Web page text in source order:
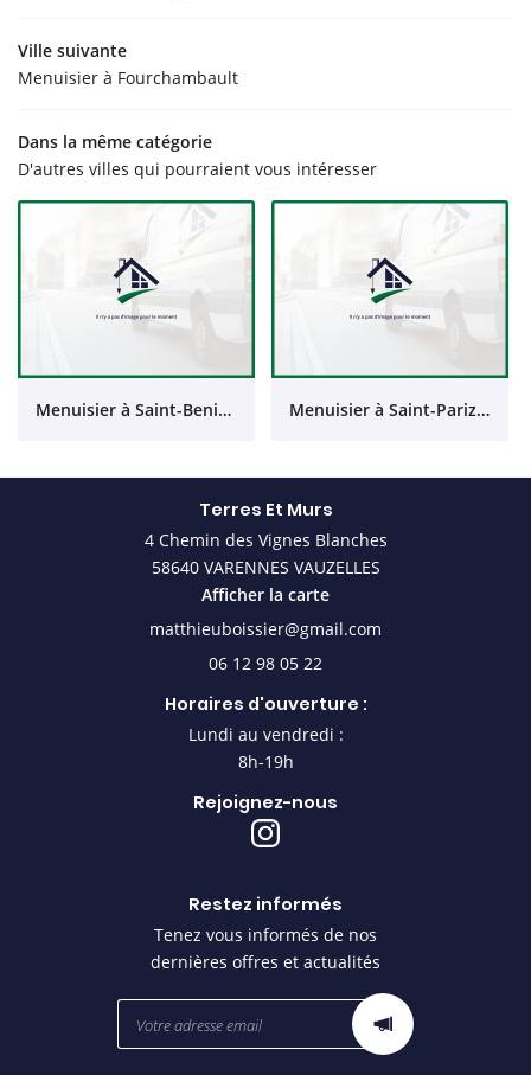
Ville suivante
Menuisier à Fourchambault
Dans la même catégorie
D'autres villes qui pourraient vous intéresser
Menuisier à Saint-Benin-d'Azy Menuisier à Saint-Parize-le-Châtel
Terres Et Murs
4 Chemin des Vignes Blanches
58640 VARENNES VAUZELLES
Afficher la carte
06 12 98 05 22
Horaires d'ouverture :
Lundi au vendredi :
8h-19h
Rejoignez-nous
Restez informés
Tenez vous informés de nos
dernières offres et actualités